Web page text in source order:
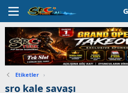
Etiketler ›
sro kale savaşı